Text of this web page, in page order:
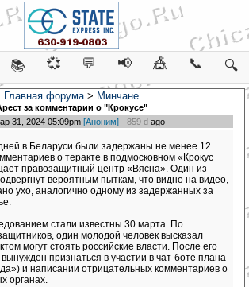
📚 💞 💬 📢 🎪 📞 🔍
Главная форума> Минчане
за комментарии о "Крокусе"
31, 2024 05:09pm [Аноним] - 859 d ago
в Беларуси были задержаны не менее 12
о теракте в подмосковном «Крокус
правозащитный центр «Вясна». Один из
вероятным пыткам, что видно на видео,
ухо, аналогично одному из задержанных за
стали известны 30 марта. По
один молодой человек высказал
могут стоять российские власти. После его
признаться в участии в чат-боте плана
и написании отрицательных комментариев о
органах.